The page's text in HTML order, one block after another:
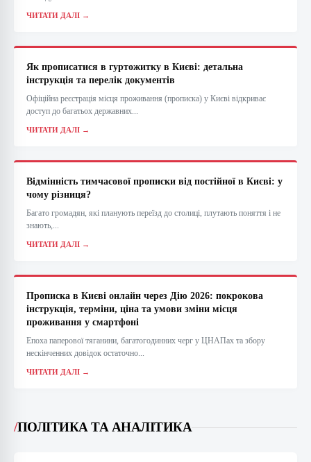
ЧИТАТИ ДАЛІ →
Як прописатися в гуртожитку в Києві: детальна
інструкція та перелік документів
Офіційна реєстрація місця проживання (прописка) у Києві відкриває
доступ до багатьох державних...
ЧИТАТИ ДАЛІ →
Відмінність тимчасової прописки від постійної в Києві: у
чому різниця?
Багато громадян, які планують переїзд до столиці, плутають поняття і не
знають,...
ЧИТАТИ ДАЛІ →
Прописка в Києві онлайн через Дію 2026: покрокова
інструкція, терміни, ціна та умови зміни місця
проживання у смартфоні
Епоха паперової тяганини, багатогодинних черг у ЦНАПах та збору
нескінченних довідок остаточно...
ЧИТАТИ ДАЛІ →
/ПОЛІТИКА ТА АНАЛІТИКА